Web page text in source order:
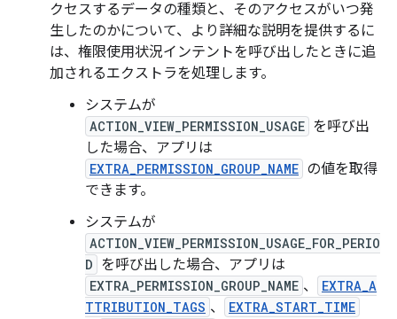
クセスするデータの種類と、そのアクセスがいつ発
生したのかについて、より詳細な説明を提供するに
は、権限使用状況インテントを呼び出したときに追
加されるエクストラを処理します。
システムが
ACTION_VIEW_PERMISSION_USAGE を呼び出
した場合、アプリは
EXTRA_PERMISSION_GROUP_NAME の値を取得
できます。
システムが
ACTION_VIEW_PERMISSION_USAGE_FOR_PERIO
D を呼び出した場合、アプリは
EXTRA_PERMISSION_GROUP_NAME 、
EXTRA_A
TTRIBUTION_TAGS 、 EXTRA_START_TIME